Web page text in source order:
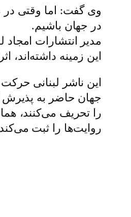
وی گفت: اما وقتی در
در جهان باشیم.
مدیر انتشارات
این زمینه
این ناشر لبنانی
جهان حاضر به پذیرش
را تحریف می‌کنند‌،
روایت‌ها را ثبت